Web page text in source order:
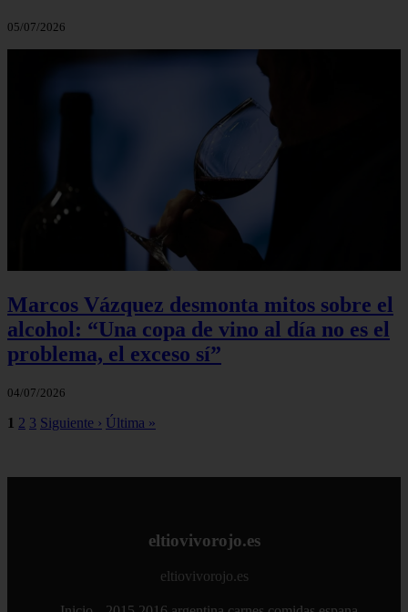
05/07/2026
Marcos Vázquez desmonta mitos sobre el
alcohol: “Una copa de vino al día no es el
problema, el exceso sí”
04/07/2026
1 2 3 Siguiente › Última »
eltiovivorojo.es
eltiovivorojo.es